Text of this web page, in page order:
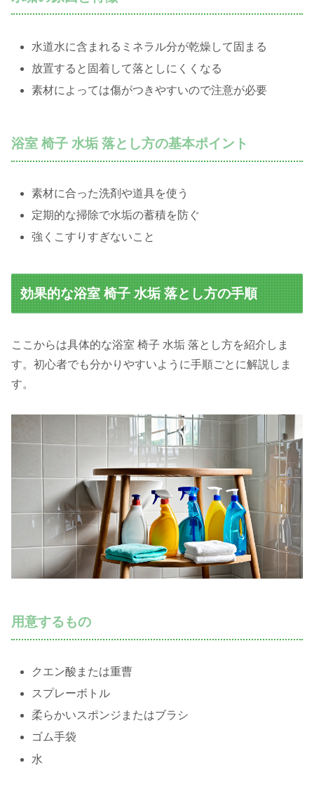
水道水に含まれるミネラル分が乾燥して固まる
放置すると固着して落としにくくなる
素材によっては傷がつきやすいので注意が必要
浴室 椅子 水垢 落とし方の基本ポイント
素材に合った洗剤や道具を使う
定期的な掃除で水垢の蓄積を防ぐ
強くこすりすぎないこと
効果的な浴室 椅子 水垢 落とし方の手順
ここからは具体的な浴室 椅子 水垢 落とし方を紹介しま
す。初心者でも分かりやすいように手順ごとに解説しま
す。
用意するもの
クエン酸または重曹
スプレーボトル
柔らかいスポンジまたはブラシ
ゴム手袋
水